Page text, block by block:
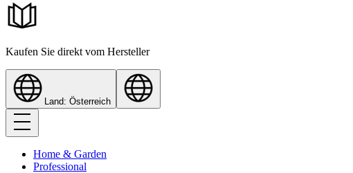
Kaufen Sie direkt vom Hersteller
Land: Österreich
Home & Garden
Professional